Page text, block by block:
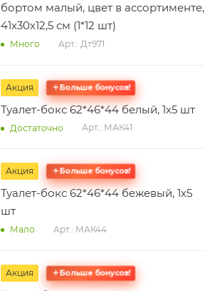
бортом малый, цвет в ассортименте,
41х30х12,5 см (1*12 шт)
Много Арт.: Дт971
Акция Больше бонусов!
Туалет-бокс 62*46*44 белый, 1х5 шт
Достаточно Арт.: МАК41
Акция Больше бонусов!
Туалет-бокс 62*46*44 бежевый, 1х5
шт
Мало Арт.: МАК44
Акция Больше бонусов!